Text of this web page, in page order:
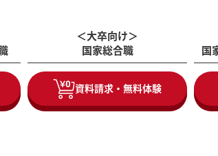
＜大卒向け＞
国家総合職
資料請求・無料体験
国